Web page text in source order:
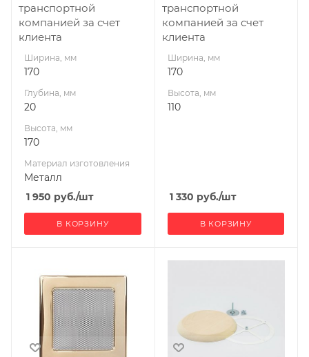
транспортной
компанией за счет
клиента
Ширина, мм
170
Глубина, мм
20
Высота, мм
170
Материал изготовления
Металл
1 950 руб./шт
В КОРЗИНУ
транспортной
компанией за счет
клиента
Ширина, мм
170
Высота, мм
110
1 330 руб./шт
В КОРЗИНУ
Высота, мм
Высота, мм
25